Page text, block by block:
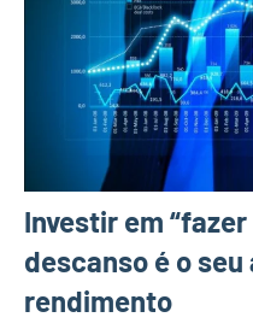
Investir em
descanso é o
rendimento